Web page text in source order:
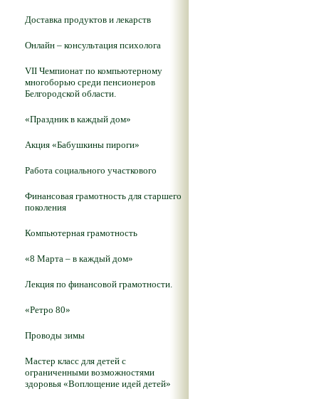
Доставка продуктов и лекарств
Онлайн – консультация психолога
VII Чемпионат по компьютерному
многоборью среди пенсионеров
Белгородской области.
«Праздник в каждый дом»
Акция «Бабушкины пироги»
Работа социального участкового
Финансовая грамотность для старшего
поколения
Компьютерная грамотность
«8 Марта – в каждый дом»
Лекция по финансовой грамотности.
«Ретро 80»
Проводы зимы
Мастер класс для детей с
ограниченными возможностями
здоровья «Воплощение идей детей»